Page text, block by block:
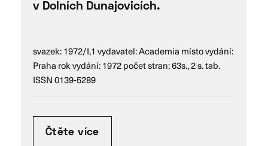
v Dolních Dunajovicích.
svazek: 1972/I,1 vydavatel: Academia místo vydání:
Praha rok vydání: 1972 počet stran: 63s., 2 s. tab.
ISSN 0139-5289
Čtěte více